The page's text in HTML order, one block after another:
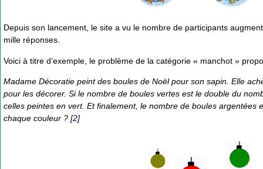
Depuis son lancement, le site a vu le nombre de participants
mille réponses.
Voici à titre d’exemple, le problème de la catégorie « manchot »
Madame Décoratie peint des boules de Noël pour son sapin. Elle
pour les décorer. Si le nombre de boules vertes est le double du
celles peintes en vert. Et finalement, le nombre de boules
chaque couleur ? [2]